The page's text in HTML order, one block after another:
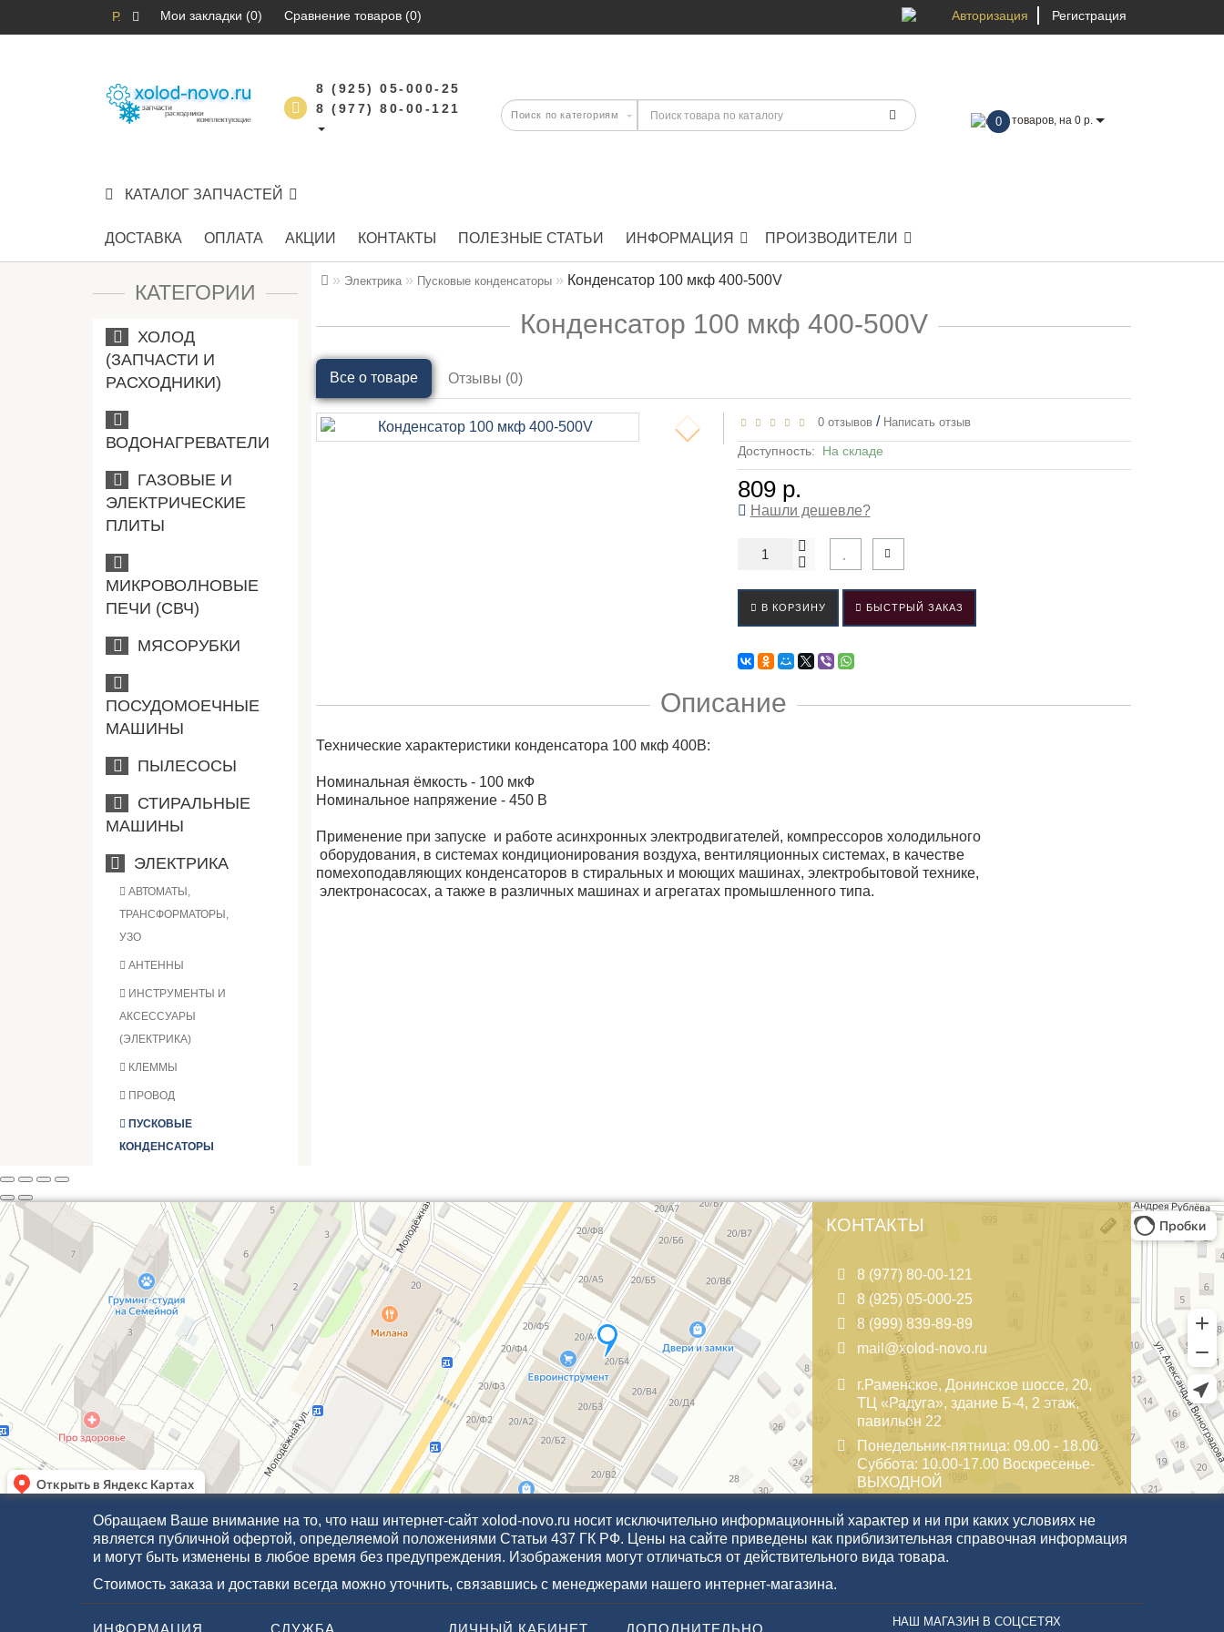
Р. Мои закладки (0) Сравнение товаров (0) Авторизация Регистрация
8 (925) 05-000-25
8 (977) 80-00-121
0 товаров, на 0 р.
КАТАЛОГ ЗАПЧАСТЕЙ
ДОСТАВКА ОПЛАТА АКЦИИ КОНТАКТЫ ПОЛЕЗНЫЕ СТАТЬИ ИНФОРМАЦИЯ ПРОИЗВОДИТЕЛИ
КАТЕГОРИИ
ХОЛОД
(ЗАПЧАСТИ И
РАСХОДНИКИ)
ВОДОНАГРЕВАТЕЛИ
ГАЗОВЫЕ И
ЭЛЕКТРИЧЕСКИЕ
ПЛИТЫ
МИКРОВОЛНОВЫЕ
ПЕЧИ (СВЧ)
МЯСОРУБКИ
ПОСУДОМОЕЧНЫЕ
МАШИНЫ
ПЫЛЕСОСЫ
СТИРАЛЬНЫЕ
МАШИНЫ
ЭЛЕКТРИКА
АВТОМАТЫ,
ТРАНСФОРМАТОРЫ,
УЗО
АНТЕННЫ
ИНСТРУМЕНТЫ И
АКСЕССУАРЫ
(ЭЛЕКТРИКА)
КЛЕММЫ
ПРОВОД
ПУСКОВЫЕ
КОНДЕНСАТОРЫ
Электрика Пусковые конденсаторы Конденсатор 100 мкф 400-500V
Конденсатор 100 мкф 400-500V
Все о товаре Отзывы (0)
0 отзывов / Написать отзыв
Доступность: На складе
809 р.
Нашли дешевле?
В КОРЗИНУ БЫСТРЫЙ ЗАКАЗ
Описание
Технические характеристики конденсатора 100 мкф 400В:
Номинальная ёмкость - 100 мкФ
Номинальное напряжение - 450 В
Применение при запуске и работе асинхронных электродвигателей, компрессоров холодильного
оборудования, в системах кондиционирования воздуха, вентиляционных системах, в качестве
помехоподавляющих конденсаторов в стиральных и моющих машинах, электробытовой технике,
электронасосах, а также в различных машинах и агрегатах промышленного типа.
КОНТАКТЫ
8 (977) 80-00-121
8 (925) 05-000-25
8 (999) 839-89-89
mail@xolod-novo.ru
г.Раменское, Донинское шоссе, 20,
ТЦ «Радуга», здание Б-4, 2 этаж,
павильон 22
Понедельник-пятница: 09.00 - 18.00
Суббота: 10.00-17.00 Воскресенье-
ВЫХОДНОЙ
Обращаем Ваше внимание на то, что наш интернет-сайт xolod-novo.ru носит исключительно информационный характер и ни при каких условиях не
является публичной офертой, определяемой положениями Статьи 437 ГК РФ. Цены на сайте приведены как приблизительная справочная информация
и могут быть изменены в любое время без предупреждения. Изображения могут отличаться от действительного вида товара.
Стоимость заказа и доставки всегда можно уточнить, связавшись с менеджерами нашего интернет-магазина.
ИНФОРМАЦИЯ СЛУЖБА ЛИЧНЫЙ КАБИНЕТ ДОПОЛНИТЕЛЬНО НАШ МАГАЗИН В СОЦСЕТЯХ